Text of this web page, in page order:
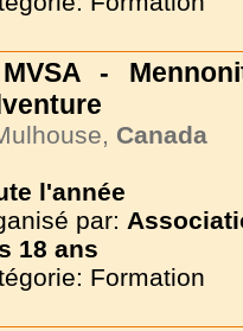
MVSA -
Canada
l'année
par:
18 ans
Formation